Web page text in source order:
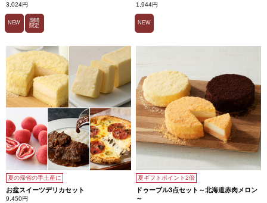
3,024円
NEW
期間
限定
1,944円
NEW
夏の帰省の手土産に
お盆スイーツデリカセット
9,450円
夏ギフトポイント2倍
ドゥーブル3点セット～北海道赤肉メロン
～